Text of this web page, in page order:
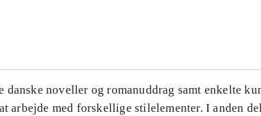
danske noveller og romanuddrag samt enkelte
arbejde med forskellige stilelementer. I anden